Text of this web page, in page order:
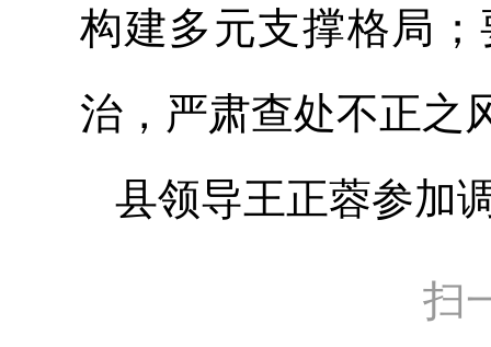
构建多元支撑格局
治，严肃查处不正之
县领导王正蓉参
扫